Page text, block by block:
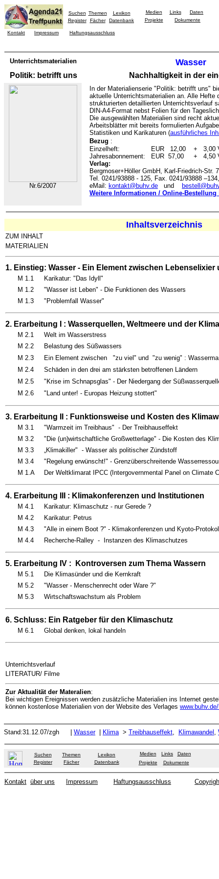
Suchen Themen
Lexikon
Register
Fächer Datenbank
Medien Links
Daten
Projekte
Dokumente
Kontakt Impressum Haftungsausschluss
Unterrichtsmaterialien Wasser
Politik: betrifft uns Nachhaltigkeit in der
Nr.6/2007
In der Materialienserie "Politik: betrifft uns"
aktuelle Unterrichtsmaterialien an. Alle Hefte
strukturierten detaillierten Unterrichtsverlauf
DIN-A4-Format nebst Folien für den
Die ausgewählten Materialien sind recht
Arbeitsblätter mit bereits formulierten
Statistiken und Karikaturen (ausführliches
Bezug :
Einzelheft: EUR 12,00 + 3,00
Jahresabonnement: EUR 57,00 + 4,50
Verlag:
Bergmoser+Höller GmbH, Karl-Friedrich-Str.
Tel. 0241/93888 - 125, Fax. 0241/93888
eMail: kontakt@buhv.de und
Weitere Informationen / Online-Bestellung
Inhaltsverzeichnis
ZUM INHALT
MATERIALIEN
1. Einstieg: Wasser - Ein Element zwischen Lebenselixier
M 1.1
Karikatur: "Das Idyll"
M 1.2
"Wasser ist Leben" - Die Funktionen des Wassers
M 1.3
"Problemfall Wasser"
2. Erarbeitung I : Wasserquellen, Weltmeere und der
M 2.1
Welt im Wasserstress
M 2.2
Belastung des Süßwassers
M 2.3
Ein Element zwischen "zu viel" und "zu wenig" :
M 2.4
Schäden in den drei am stärksten betroffenen Ländern
M 2.5
"Krise im Schnapsglas" - Der Niedergang der
M 2.6
"Land unter! - Europas Heizung stottert"
3. Erarbeitung II : Funktionsweise und Kosten des
M 3.1
"Warmzeit im Treibhaus" - Der Treibhauseffekt
M 3.2
"Die (un)wirtschaftliche Großwetterlage" - Die Kosten des
M 3.3
„Klimakiller" - Wasser als politischer Zündstoff
M 3.4
"Regelung erwünscht!" - Grenzüberschreitende
M 1.A
Der Weltklimarat IPCC (Intergovernmental Panel on Climate
4. Erarbeitung III : Klimakonferenzen und Institutionen
M 4.1
Karikatur: Klimaschutz - nur Gerede ?
M 4.2
Karikatur: Petrus
M 4.3
"Alle in einem Boot ?" - Klimakonferenzen und Kyoto-
M 4.4
Recherche-Ralley - Instanzen des Klimaschutzes
5. Erarbeitung IV : Kontroversen zum Thema Wassern
M 5.1
Die Klimasünder und die Kernkraft
M 5.2
"Wasser - Menschenrecht oder Ware ?"
M 5.3
Wirtschaftswachstum als Problem
6. Schluss: Ein Ratgeber für den Klimaschutz
M 6.1 Global denken, lokal handeln
Unterrichtsverlauf
LITERATUR/ Filme
Zur Aktualität der Materalien:
Bei wichtigen Ereignissen werden zusätzliche Materialien ins Internet
können kostenlose Materialien von der Website des Verlages
Stand:31.12.07/zgh Wasser| Klima> Treibhauseffekt, Klimawandel ,
Suchen Themen
Lexikon
Register
Fächer Datenbank
Medien Links
Daten
Projekte
Dokumente
Kontakt über uns Impressum Haftungsausschluss